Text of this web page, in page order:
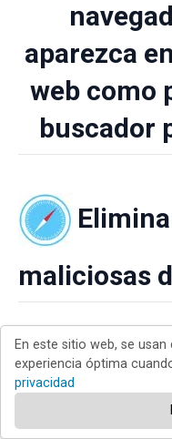
aparezca
web como
buscador
maliciosas
Eliminar las
de navegadores
En este sitio web, se
experiencia óptima
privacidad